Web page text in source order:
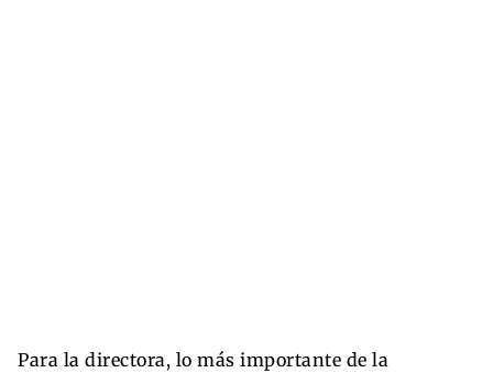
Para la directora, lo más importante de la